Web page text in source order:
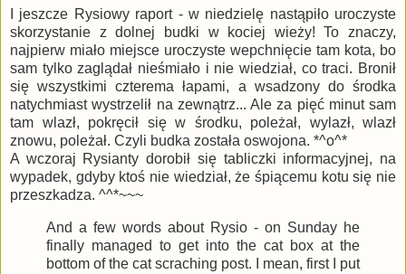
I jeszcze Rysiowy raport - w niedzielę nastąpiło uroczyste
skorzystanie z dolnej budki w kociej wieży! To znaczy,
najpierw miało miejsce uroczyste wepchnięcie tam kota, bo
sam tylko zaglądał nieśmiało i nie wiedział, co traci. Bronił
się wszystkimi czterema łapami, a wsadzony do środka
natychmiast wystrzelił na zewnątrz... Ale za pięć minut sam
tam wlazł, pokręcił się w środku, poleżał, wylazł, wlazł
znowu, poleżał. Czyli budka została oswojona. *^o^*
A wczoraj Rysianty dorobił się tabliczki informacyjnej, na
wypadek, gdyby ktoś nie wiedział, że śpiącemu kotu się nie
przeszkadza. ^^*~~~
And a few words about Rysio - on Sunday he
finally managed to get into the cat box at the
bottom of the cat scraching post. I mean, first I put